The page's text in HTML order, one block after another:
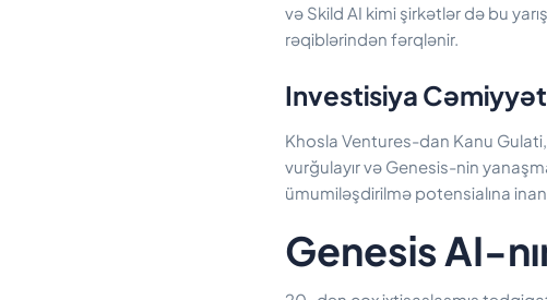
və Skild AI kimi şirkətlər də bu
rəqiblərindən fərqlənir.
Investisiya
Khosla Ventures-dan Kanu
vurğulayır və Genesis-nin
ümumiləşdirilmə potensialına
Genesis AI-